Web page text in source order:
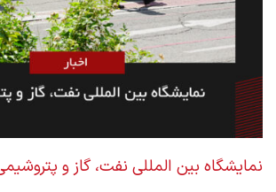
نمایشگاه بین المللی نفت، گاز و پتروشیمی